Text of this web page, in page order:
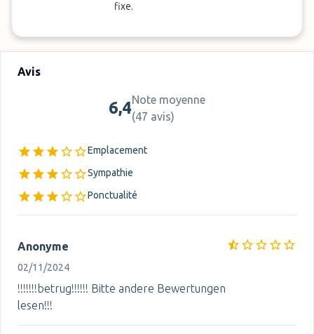
fixe.
Avis
6,4Note moyenne
(47 avis)
Emplacement
Sympathie
Ponctualité
Anonyme
02/11/2024
!!!!!!!betrug!!!!!! Bitte andere Bewertungen
lesen!!!